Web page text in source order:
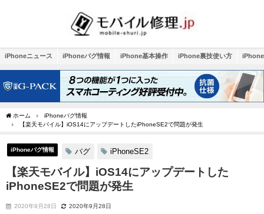
iPhoneニュース iPhoneバグ情報 iPhone基本操作 iPhone裏技使い方
ホーム
iPhoneバグ情報
【楽天モバイル】iOS14にアップデートしたiPhoneSE2で問題が発生
iPhoneバグ情報 バグ iPhoneSE2
【楽天モバイル】iOS14にアップデートした
iPhoneSE2で問題が発生
2020年9月28日 2020年9月28日